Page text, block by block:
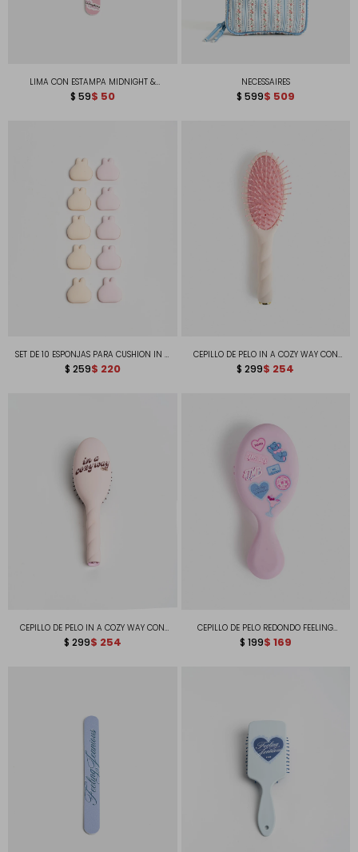
LIMA CON ESTAMPA MIDNIGHT &
RASPBERRY SIPS
$ 59$ 50
NECESSAIRES
$ 599$ 509
SET DE 10 ESPONJAS PARA CUSHION IN A
COZY WAY CON FORMA DE CONEJITOS
$ 259$ 220
CEPILLO DE PELO IN A COZY WAY CON
ACABADO SOFT TOUCH
$ 299$ 254
CEPILLO DE PELO IN A COZY WAY CON
ACABADO SOFT TOUCH
$ 299$ 254
CEPILLO DE PELO REDONDO FEELING
JEANIOUS
$ 199$ 169